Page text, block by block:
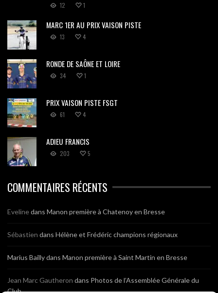
12 1
MARC 1ER AU PRIX VAISON PISTE
13 4
RONDE DE SAÔNE ET LOIRE
34 1
PRIX VAISON PISTE FSGT
61 4
ADIEU FRANCIS
203 5
COMMENTAIRES RÉCENTS
Evelinedans Manon première à Chatenoy en Bresse
Sébastien dans Hélène et Frédéric champions régionaux
Marius Baillydans Manon première à Saint Martin en Bresse
Jean Marc Gautheron dans Photos de l’Assemblée Générale du
Club